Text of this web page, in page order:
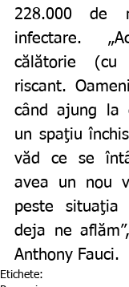
228.000 de
infectare.
călătorie (cu
riscant.
când ajung la
un spaţiu
văd ce se
avea un nou
peste
deja ne
Anthony Fauci.
Etichete: